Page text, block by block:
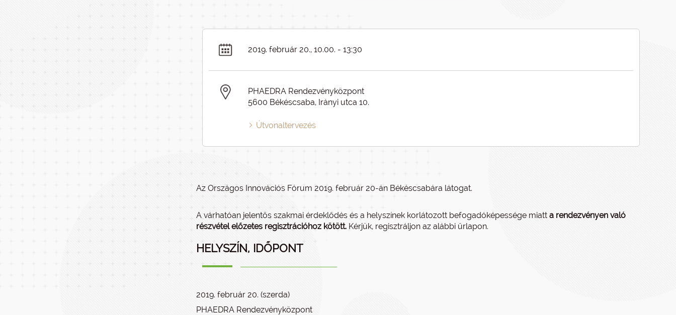
2019. február 20., 10.00. - 13:30
PHAEDRA Rendezvényközpont
5600 Békéscsaba, Irányi utca 10.
Útvonaltervezés
Az Országos Innovációs Fórum 2019. február 20-án Békéscsabára látogat.
A várhatóan jelentős szakmai érdeklődés és a helyszínek korlátozott befogadóképessége miatt a rendezvényen való
részvétel előzetes regisztrációhoz kötött. Kérjük, regisztráljon az alábbi űrlapon.
HELYSZÍN, IDŐPONT
2019. február 20. (szerda)
PHAEDRA Rendezvényközpont